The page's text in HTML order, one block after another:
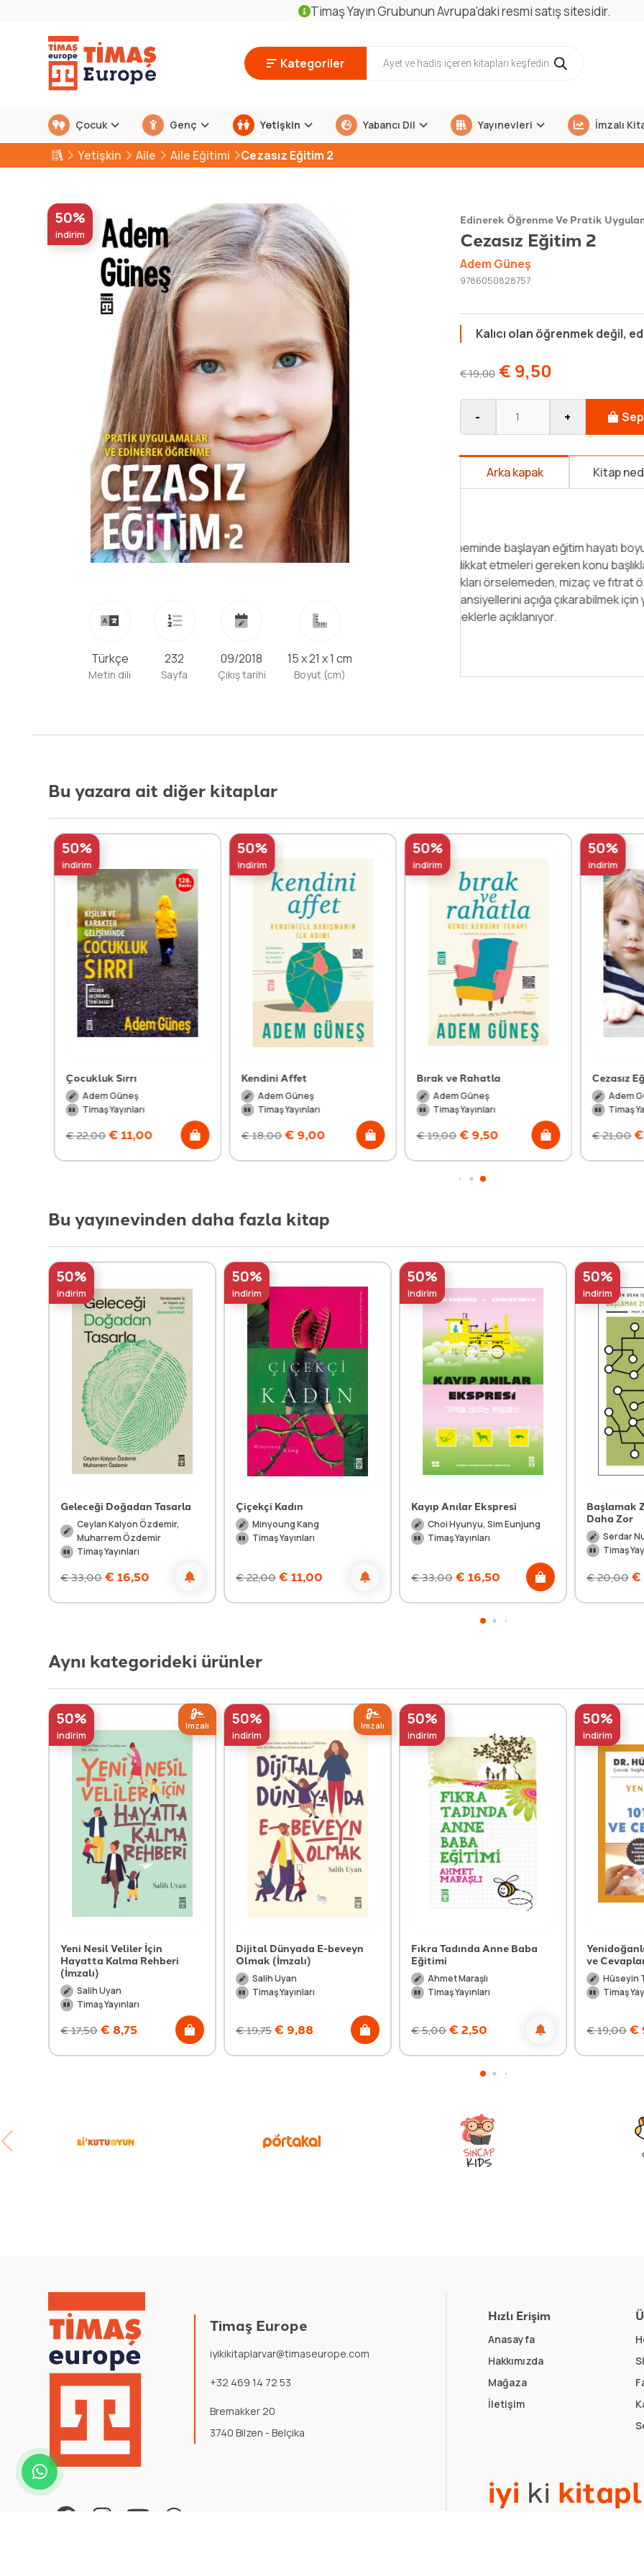
Timaş Yayın Grubunun Avrupa'daki resmi satış sitesidir.
Kategoriler
Çocuk Genç Yetişkin Yabancı Dil Yayınevleri İmzalı
Yetişkin Aile Aile Eğitimi Cezasız Eğitim 2
50%
indirim
Türkçe
Metin dili
232
Sayfa
09/2018
Çıkış tarihi
15 x 21 x 1 cm
Boyut (cm)
Edinerek Öğrenme Ve Pratik
Cezasız Eğitim 2
Adem Güneş
9786050828757
Kalıcı olan öğrenmek değil,
€19,00 € 9,50
- +
Arka kapak Kitap
Çocuk bir türlü söz dinlemiyor,
yapmıyor, okuldan sürekli
yerine getirmiyor, yetişkinlere
karşılığını görmeli,” deyip
diye ilaca mı başlamalı?
Bu yazara ait diğer kitaplar
50%
indirim
Çocukluk Sırrı
Adem Güneş
Timaş Yayınları
€22,00 €11,00
50%
indirim
Kendini Affet
Adem Güneş
Timaş Yayınları
€18,00 €9,00
50%
indirim
Bırak ve Rahatla
Adem Güneş
Timaş Yayınları
€19,00 €9,50
50%
indirim
Cezasız
Adem
Timaş
€21,00 €
Bu yayınevinden daha fazla kitap
50%
indirim
Geleceği Doğadan Tasarla
Ceylan Kalyon Özdemir,
Muharrem Özdemir
Timaş Yayınları
€33,00 € 16,50
50%
indirim
Çiçekçi Kadın
Minyoung Kang
Timaş Yayınları
€22,00 € 11,00
50%
indirim
Kayıp Anılar Ekspresi
Choi Hyunyu, Sim Eunjung
Timaş Yayınları
€33,00 € 16,50
50%
indirim
Başlamak
Daha Zor
Serdar
Timaş
€20,00 €
Aynı kategorideki ürünler
50%
indirim
Imzalı
Yeni Nesil Veliler İçin
Hayatta Kalma Rehberi
(İmzalı)
Salih Uyan
Timaş Yayınları
€17,50 € 8,75
50%
indirim
Imzalı
Dijital Dünyada E-beveyn
Olmak (İmzalı)
Salih Uyan
Timaş Yayınları
€19,75 € 9,88
50%
indirim
Fıkra Tadında Anne Baba
Eğitimi
Ahmet Maraşlı
Timaş Yayınları
€5,00 € 2,50
50%
indirim
ve
Hüseyin
Timaş
€19,00 €
Timaş Europe
iyikikitaplarvar@timaseurope.com
+32 469 14 72 53
Bremakker 20
3740 Bilzen - Belçika
Hızlı Erişim
Anasayfa
Hakkımızda
Mağaza
İletişim
iyi ki kitapl